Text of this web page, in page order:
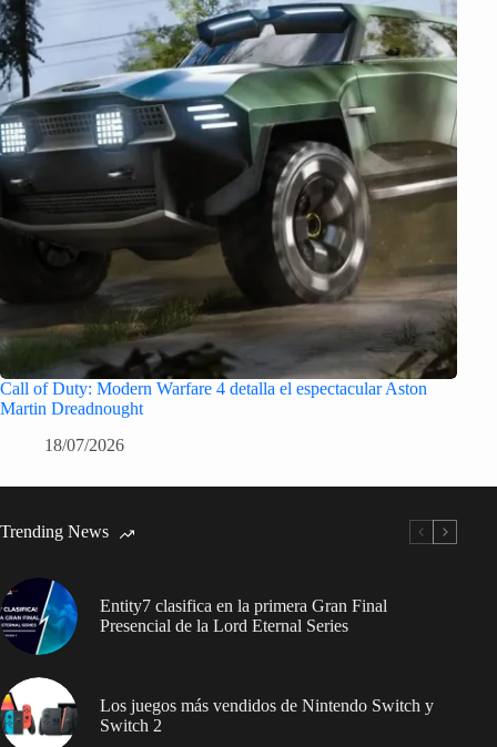
Call of Duty: Modern Warfare 4 detalla el espectacular Aston
Martin Dreadnought
18/07/2026
Trending News
Entity7 clasifica en la primera Gran Final
Presencial de la Lord Eternal Series
Los juegos más vendidos de Nintendo Switch y
Switch 2